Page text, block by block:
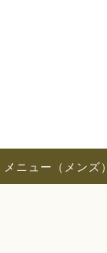
メニュー（メンズ）